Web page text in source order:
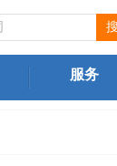
我州旅游市场
服务